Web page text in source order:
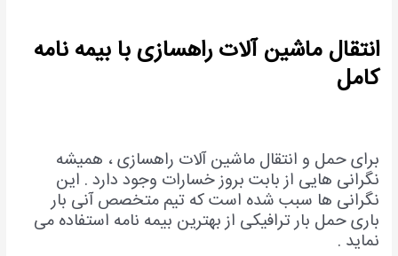
انتقال ماشین آلات راهسازی با بیمه نامه
کامل
برای حمل و انتقال ماشین آلات راهسازی ، همیشه
نگرانی هایی از بابت بروز خسارات وجود دارد . این
نگرانی ها سبب شده است که تیم متخصص آنی بار
باری حمل بار ترافیکی از بهترین بیمه نامه استفاده می
نماید .